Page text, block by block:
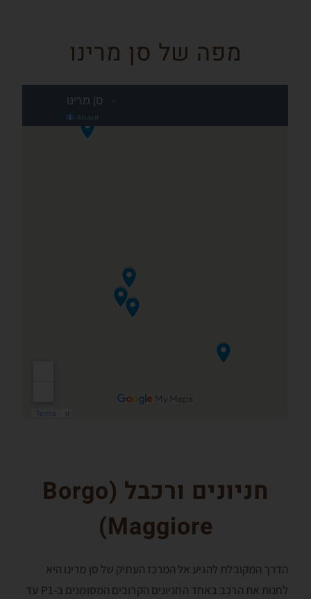
מפה של סן מרינו
חניונים ורכבל (Borgo
Maggiore
)
הדרך המקובלת להגיע אל המרכז העתיק של סן מרינו היא
לחנות את הרכב באחד החניונים הקרובים המסומנים ב-P1 עד